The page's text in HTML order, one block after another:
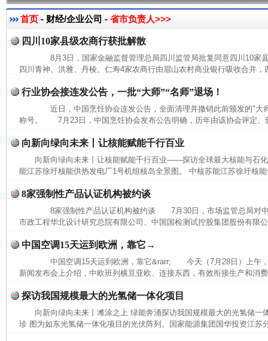
首页 - 财经/企业公司 - 省市负责人>>>
四川10家县级农商行获批解散
8月3日，国家金融监督管理总局四川监管局批复同意四川10
四川青神、洪雅、丹棱、仁寿4家农商行由眉山农村商业银行吸收合并
行业协会接连发公告，一批“大师”“名师”退场！
近日，中国烹饪协会连发公告，全面清理并撤销此前颁发的"大
称号。 7月23日，中国烹饪协会发布公告明确，历年由该协会评定、
向新向绿向未来丨让核能赋能千行百业
向新向绿向未来丨让核能赋能千行百业——探访全球最大核能与石
能江苏徐圩核能供热发电厂1号机组核岛全景图。 中核苏能江苏徐圩核
8家强制性产品认证机构被约谈
8家强制性产品认证机构被约谈 7月30日，市场监管总局对中
市政工程华北设计研究总院有限公司、中国国检测试控股集团股份有限
中国空调15天运到欧洲，靠它→
中国空调15天运到欧洲，靠它&rarr; 今天（7月28日）上午，
新闻发布会上介绍，中欧班列横亘亚欧、连接东西，有效衔接生产和消
探访我国规模最大的光氢储一体化项目
向新向绿向未来丨滩涂之上 绿能奔涌探访我国规模最大的光氢储一
珍 图为如东光氢储一体化项目的光伏阵列。国家能源集团国华投资